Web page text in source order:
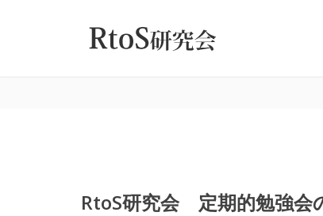
RtoS研究会 定期的勉強会